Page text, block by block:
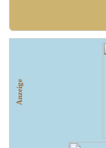
+++ Fußball Oberliga Süd
Anzeige